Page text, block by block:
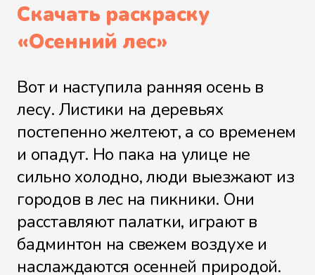
Скачать раскраску
«Осенний лес»
Вот и наступила ранняя осень в
лесу. Листики на деревьях
постепенно желтеют, а со временем
и опадут. Но пака на улице не
сильно холодно, люди выезжают из
городов в лес на пикники. Они
расставляют палатки, играют в
бадминтон на свежем воздухе и
наслаждаются осенней природой.